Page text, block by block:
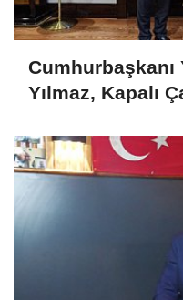
Cumhurbaşkanı
Yılmaz, Kapalı